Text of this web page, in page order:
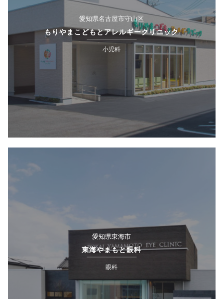
愛知県名古屋市守山区
もりやまこどもとアレルギークリニック
小児科
愛知県東海市
東海やまもと眼科
眼科